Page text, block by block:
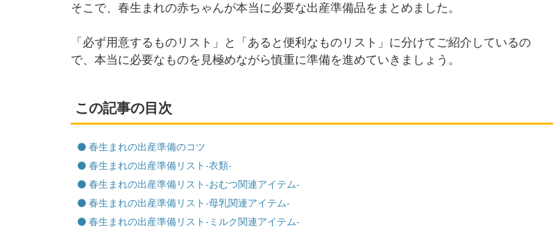
そこで、春生まれの赤ちゃんが本当に必要な出産準備品をまとめました。
「必ず用意するものリスト」と「あると便利なものリスト」に分けてご紹介しているの
で、本当に必要なものを見極めながら慎重に準備を進めていきましょう。
この記事の目次
春生まれの出産準備のコツ
春生まれの出産準備リスト-衣類-
春生まれの出産準備リスト-おむつ関連アイテム-
春生まれの出産準備リスト-母乳関連アイテム-
春生まれの出産準備リスト-ミルク関連アイテム-